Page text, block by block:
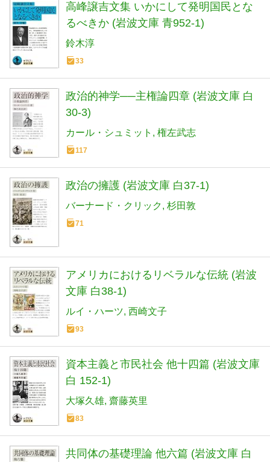
高峰譲吉文集 いかにして発明国民とな
るべきか (岩波文庫 青952-1)
鈴木淳
33
政治的神学──主権論四章 (岩波文庫 白
30-3)
カール・シュミット 権左武志
117
政治の擁護 (岩波文庫 白37-1)
バーナード・クリック 杉田敦
71
アメリカにおけるリベラルな伝統 (岩波
文庫 白38-1)
ルイ・ハーツ 西崎文子
93
資本主義と市民社会 他十四篇 (岩波文庫
白 152-1)
大塚久雄 齋藤英里
83
共同体の基礎理論 他六篇 (岩波文庫 白